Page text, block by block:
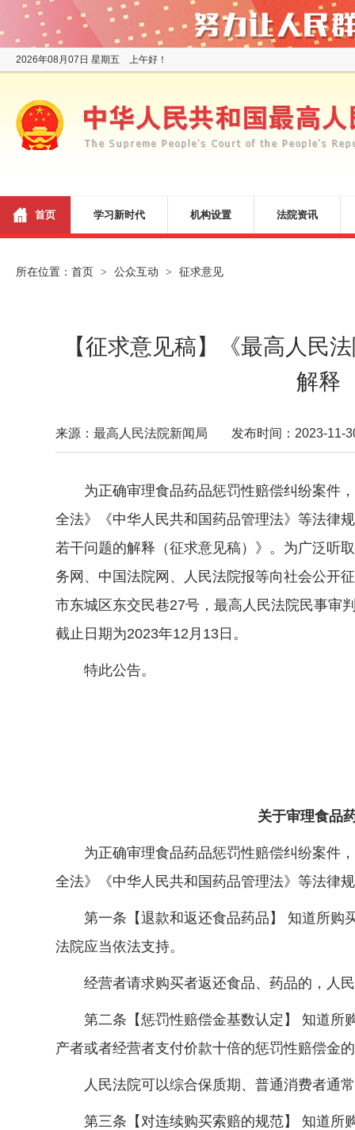
2026年08月07日 星期五 上午好！
首页 学习新时代 机构设置 法院资讯
所在位置： 首页 > 公众互动 > 征求意见
【征求意见稿】《最高人民
解释
来源：最高人民法院新闻局 发布时间：2023-11-
为正确审理食品药品惩罚性赔偿纠纷案件，
全法》《中华人民共和国药品管理法》等法律
若干问题的解释（征求意见稿）》。为广泛听
务网、中国法院网、人民法院报等向社会公开
市东城区东交民巷27号，最高人民法院民事审
截止日期为2023年12月13日。
特此公告。
关于审理食品
为正确审理食品药品惩罚性赔偿纠纷案件，
全法》《中华人民共和国药品管理法》等法律
第一条【退款和返还食品药品】 知道所购买
法院应当依法支持。
经营者请求购买者返还食品、药品的，人民
第二条【惩罚性赔偿金基数认定】 知道所购
产者或者经营者支付价款十倍的惩罚性赔偿金
人民法院可以综合保质期、普通消费者通常
第三条【对连续购买索赔的规范】 知道所购